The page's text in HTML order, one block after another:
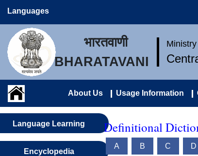
Languages
भारतवाणी
BHARATAVANI
About Us Usage Information
Language Learning
Encyclopedia
Definitional
A B C D